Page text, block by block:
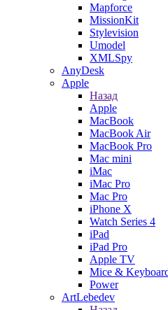
Mapforce
MissionKit
Stylevision
Umodel
XMLSpy
AnyDesk
Apple
Назад
Apple
MacBook
MacBook Air
MacBook Pro
Mac mini
iMac
iMac Pro
Mac Pro
iPhone X
Watch Series 4
iPad
iPad Pro
Apple TV
Mice &
Power
ArtLebedev